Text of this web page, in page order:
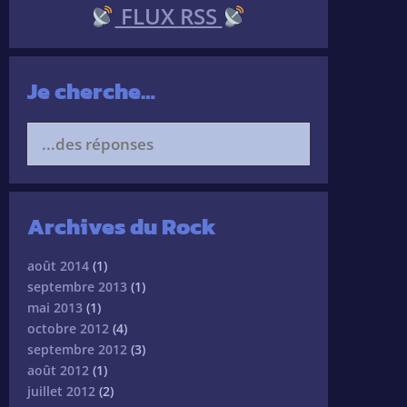
FLUX RSS
Je cherche…
for:
Archives du Rock
août 2014 (1)
septembre 2013 (1)
mai 2013 (1)
octobre 2012 (4)
septembre 2012 (3)
août 2012 (1)
juillet 2012 (2)